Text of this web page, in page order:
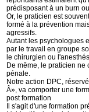
prédisposant à un burn
Or, le praticien est
formé à la prévention
agressifs.
Autant les psychologues
par le travail en groupe
le chirurgien ou
De même, le praticien ne
pénale.
Notre action DPC,
Â», va comporter une
post formation
Il s'agit d'une formation